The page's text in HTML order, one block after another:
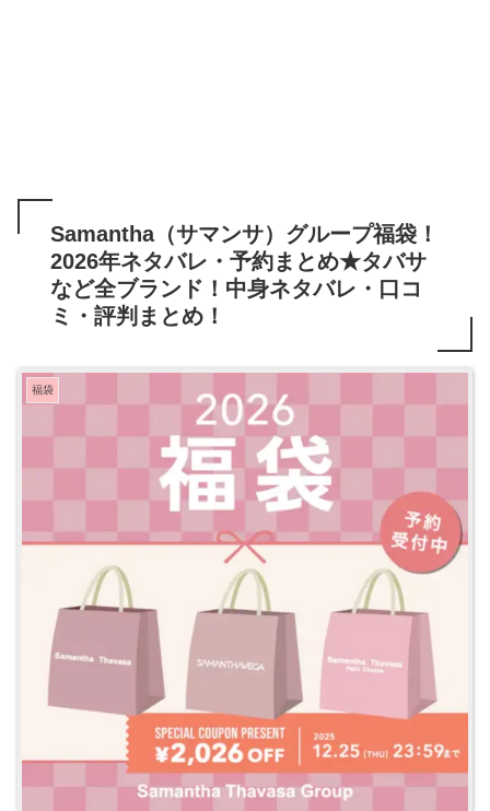
Samantha（サマンサ）グループ福袋！
2026年ネタバレ・予約まとめ★タバサ
など全ブランド！中身ネタバレ・口コ
ミ・評判まとめ！
福袋